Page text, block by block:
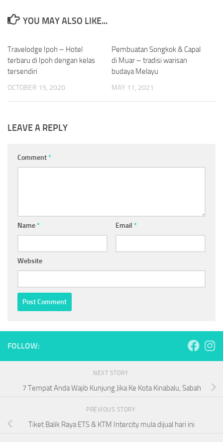
YOU MAY ALSO LIKE...
Travelodge Ipoh – Hotel
terbaru di Ipoh dengan kelas
tersendiri
OCTOBER 15, 2020
Pembuatan Songkok & Capal
di Muar – tradisi warisan
budaya Melayu
MAY 11, 2021
LEAVE A REPLY
Comment*
Name* Email *
Website
FOLLOW:
NEXT STORY
7 Tempat Anda Wajib Kunjung Jika Ke Kota Kinabalu, Sabah
PREVIOUS STORY
Tiket Balik Raya ETS & KTM Intercity mula dijual hari ini